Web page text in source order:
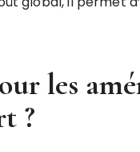
les
?